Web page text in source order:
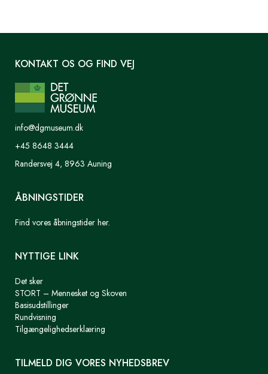
KONTAKT OS OG FIND VEJ
info@dgmuseum.dk
+45 8648 3444
Randersvej 4, 8963 Auning
ÅBNINGSTIDER
Find vores åbningstider her.
NYTTIGE LINK
Det sker
STORT – Mennesket og Skoven
Basisudstillinger
Rundvisning
Tilgængelighedserklæring
TILMELD DIG VORES NYHEDSBREV